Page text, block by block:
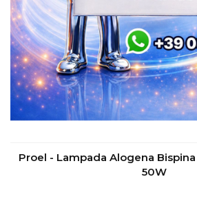
Proel - Lampada Alogena
50W